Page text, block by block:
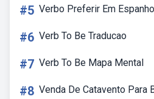
#5 Verbo Preferir Em
#6 Verb To Be Traducao
#7 Verb To Be Mapa Mental
#8 Venda De Catavento Para